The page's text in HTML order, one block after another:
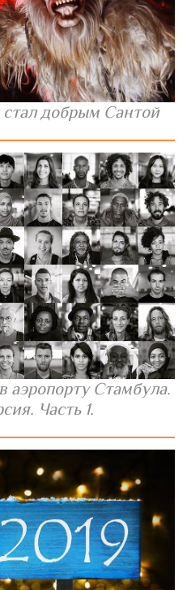
добрым Сантой
аэропорту Стамбула.
Часть 1.